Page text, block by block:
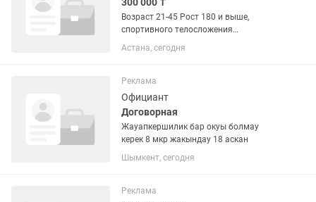
Возраст 21-45 Рост 180 и выше,
спортивного телосложения
Пунктуальность Требовательность
Астана, сегодня
Реклама
Официант
Договорная
Жауапкершилик бар окуы болмау
керек 8 мкр жакындау 18 аскан
Шымкент, сегодня
Реклама